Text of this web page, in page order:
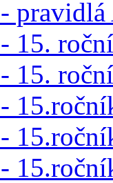
pravidlá
15.
15.